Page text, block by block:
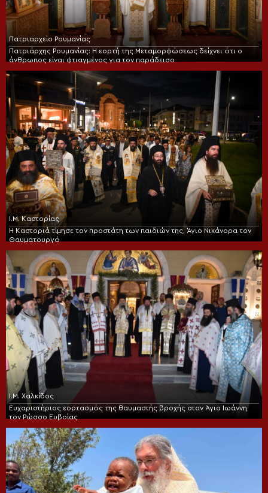
Πατριαρχείο Ρουμανίας
Πατριάρχης Ρουμανίας: Η εορτή της Μεταμορφώσεως δείχνει ότι ο
άνθρωπος είναι φτιαγμένος για τον παράδεισο
Ι.Μ. Καστορίας
Η Καστοριά τίμησε τον προστάτη των παιδιών της, Άγιο Νικάνορα τον
Θαυματουργό
Ι.Μ. Χαλκίδος
Ευχαριστήριος εορτασμός της θαυμαστής βροχής στον Άγιο Ιωάννη
τον Ρώσσο Ευβοίας